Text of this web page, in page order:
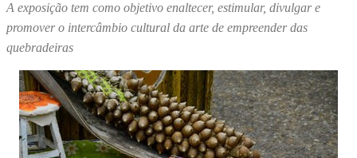
A exposição tem como objetivo enaltecer, estimular, divulgar e
promover o intercâmbio cultural da arte de empreender das
quebradeiras